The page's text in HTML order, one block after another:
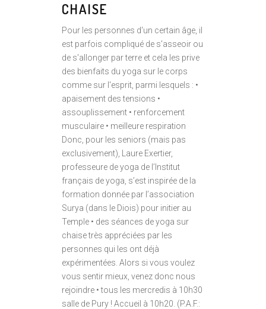
CHAISE
Pour les personnes d'un certain âge, il
est parfois compliqué de s'asseoir ou
de s'allonger par terre et cela les prive
des bienfaits du yoga sur le corps
comme sur l'esprit, parmi lesquels : •
apaisement des tensions •
assouplissement • renforcement
musculaire • meilleure respiration
Donc, pour les seniors (mais pas
exclusivement), Laure Exertier,
professeure de yoga de l’Institut
français de yoga, s’est inspirée de la
formation donnée par l’association
Surya (dans le Diois) pour initier au
Temple • des séances de yoga sur
chaise très appréciées par les
personnes qui les ont déjà
expérimentées. Alors si vous voulez
vous sentir mieux, venez donc nous
rejoindre • tous les mercredis à 10h30
salle de Pury ! Accueil à 10h20. (P.A.F.: